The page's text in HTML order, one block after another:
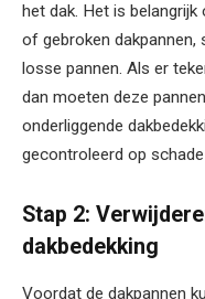
het dak. Het is
of gebroken dakpannen,
losse pannen. Als er
dan moeten deze
onderliggende
gecontroleerd op
Stap 2:
dakbedekking
Voordat de dakpannen